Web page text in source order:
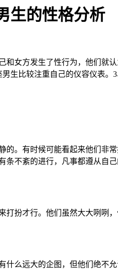
生的性格分析
女方发生了性行为，他们就
生比较注重自己的仪容仪表。
。有时候可能看起来他们
不紊的进行，凡事都遵从自
扮才行。他们虽然大大咧咧
么远大的企图，但他们绝不